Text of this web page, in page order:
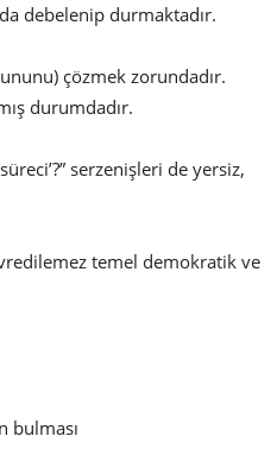
debelenip durmaktadır.
çözmek zorundadır.
durumdadır.
serzenişleri de yersiz,
temel demokratik ve
bulması